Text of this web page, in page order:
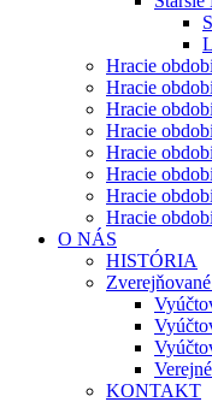
Hracie
Hracie
Hracie
Hracie
Hracie
Hracie
Hracie
Hracie
O NÁS
HISTÓRIA
KONTAKT